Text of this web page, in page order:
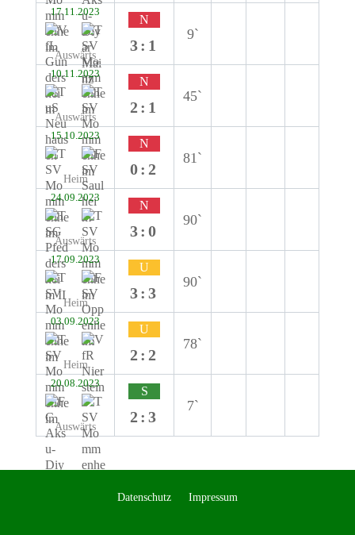
17.11.2023
Auswärts
N
3:1
9`
10.11.2023
Auswärts
N
2:1
45`
15.10.2023
Heim
N
0:2
81`
24.09.2023
Auswärts
N
3:0
90`
17.09.2023
Heim
U
3:3
90`
03.09.2023
Heim
U
2:2
78`
20.08.2023
Auswärts
S
2:3
7`
Datenschutz Impressum